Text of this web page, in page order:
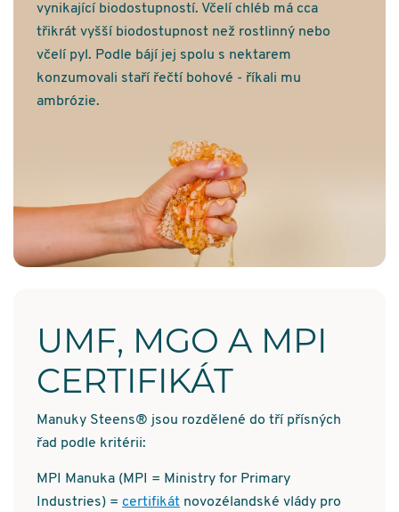
vynikající biodostupností. Včelí chléb má cca
třikrát vyšší biodostupnost než rostlinný nebo
včelí pyl. Podle bájí jej spolu s nektarem
konzumovali staří řečtí bohové - říkali mu
ambrózie.
UMF, MGO A MPI
CERTIFIKÁT
Manuky Steens® jsou rozdělené do tří přísných
řad podle kritérii:
MPI Manuka (MPI = Ministry for Primary
Industries) = certifikát novozélandské vlády pro